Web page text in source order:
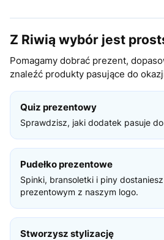
Z Riwią wybór jest
Pomagamy dobrać prezent,
znaleźć produkty pasujące do
Quiz prezentowy
Sprawdzisz, jaki dodatek pasuje
Pudełko prezentowe
Spinki, bransoletki i piny dostaniesz
prezentowym z naszym logo.
Stworzysz stylizację